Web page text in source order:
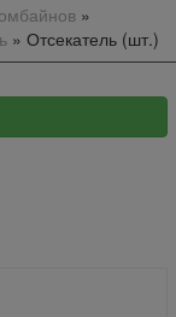
»
» Отсекатель (шт.)